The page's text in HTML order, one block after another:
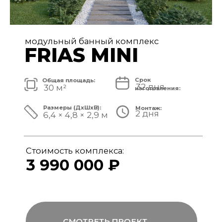
4 890 000 ₽
Монтаж:
2 дня
8,4 × 4,8 × 3,1 м
Размеры (ДxШxВ):
32 дня
изготовления:
40 м²
модульный банный комплекс